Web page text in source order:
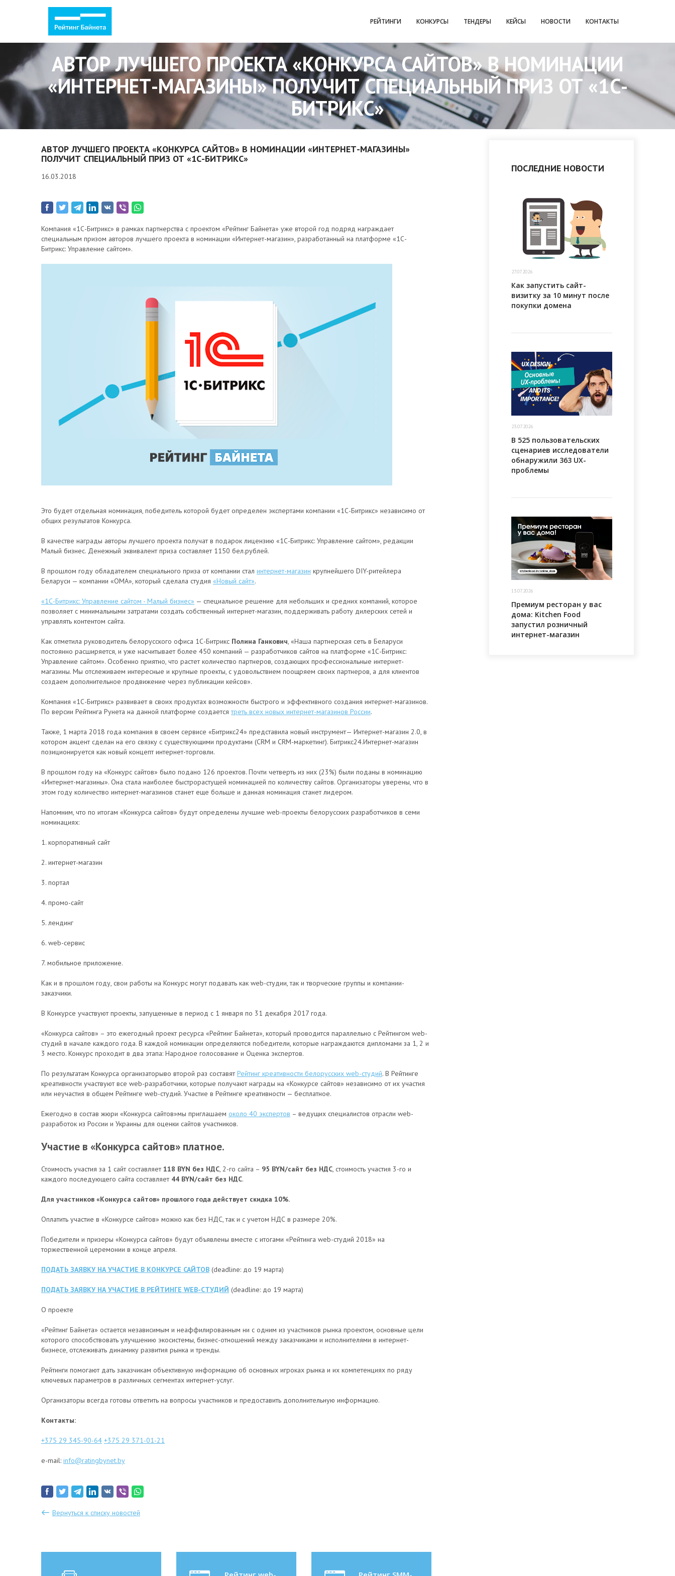
РЕЙТИНГИ КОНКУРСЫ ТЕНДЕРЫ КЕЙСЫ НОВОСТИ КОНТАКТЫ
АВТОР ЛУЧШЕГО ПРОЕКТА «КОНКУРСА САЙТОВ» В НОМИНАЦИИ
«ИНТЕРНЕТ-МАГАЗИНЫ» ПОЛУЧИТ СПЕЦИАЛЬНЫЙ ПРИЗ ОТ «1С-
БИТРИКС»
АВТОР ЛУЧШЕГО ПРОЕКТА «КОНКУРСА САЙТОВ» В НОМИНАЦИИ «ИНТЕРНЕТ-МАГАЗИНЫ»
ПОЛУЧИТ СПЕЦИАЛЬНЫЙ ПРИЗ ОТ «1С-БИТРИКС»
16.03.2018
Компания «1С-Битрикс» в рамках партнерства с проектом «Рейтинг Байнета» уже второй год подряд награждает
специальным призом авторов лучшего проекта в номинации «Интернет-магазин», разработанный на платформе «1С-
Битрикс: Управление сайтом».
Это будет отдельная номинация, победитель которой будет определен экспертами компании «1С-Битрикс» независимо от
общих результатов Конкурса.
В качестве награды авторы лучшего проекта получат в подарок лицензию «1С-Битрикс: Управление сайтом», редакции
Малый бизнес. Денежный эквивалент приза составляет 1150 бел.рублей.
В прошлом году обладателем специального приза от компании стал интернет-магазин крупнейшего DIY-ритейлера
Беларуси — компании «ОМА», который сделала студия «Новый сайт».
«1С-Битрикс: Управление сайтом - Малый бизнес» — специальное решение для небольших и средних компаний, которое
позволяет с минимальными затратами создать собственный интернет-магазин, поддерживать работу дилерских сетей и
управлять контентом сайта.
Как отметила руководитель белорусского офиса 1С-Битрикс Полина Ганкович, «Наша партнерская сеть в Беларуси
постоянно расширяется, и уже насчитывает более 450 компаний — разработчиков сайтов на платформе «1С-Битрикс:
Управление сайтом». Особенно приятно, что растет количество партнеров, создающих профессиональные интернет-
магазины. Мы отслеживаем интересные и крупные проекты, с удовольствием поощряем своих партнеров, а для клиентов
создаем дополнительное продвижение через публикации кейсов».
Компания «1С-Битрикс» развивает в своих продуктах возможности быстрого и эффективного создания интернет-магазинов.
По версии Рейтинга Рунета на данной платформе создаетсятреть всех новых интернет-магазинов России.
Также, 1 марта 2018 года компания в своем сервисе «Битрикс24» представила новый инструмент— Интернет-магазин 2.0, в
котором акцент сделан на его связку с существующими продуктами (CRM и CRM-маркетинг). Битрикс24.Интернет-магазин
позиционируется как новый концепт интернет-торговли.
В прошлом году на «Конкурс сайтов» было подано 126 проектов. Почти четверть из них (23%) были поданы в номинацию
«Интернет-магазины». Она стала наиболее быстрорастущей номинацией по количеству сайтов. Организаторы уверены, что в
этом году количество интернет-магазинов станет еще больше и данная номинация станет лидером.
Напомним, что по итогам «Конкурса сайтов» будут определены лучшие web-проекты белорусских разработчиков в семи
номинациях:
1. корпоративный сайт
2. интернет-магазин
3. портал
4. промо-сайт
5. лендинг
6. web-cервис
7. мобильное приложение.
Как и в прошлом году, свои работы на Конкурс могут подавать как web-студии, так и творческие группы и компании-
заказчики.
В Конкурсе участвуют проекты, запущенные в период с 1 января по 31 декабря 2017 года.
«Конкурса сайтов» – это ежегодный проект ресурса «Рейтинг Байнета», который проводится параллельно с Рейтингом web-
студий в начале каждого года. В каждой номинации определяются победители, которые награждаются дипломами за 1, 2 и
3 место. Конкурс проходит в два этапа: Народное голосование и Оценка экспертов.
По результатам Конкурса организаторыво второй раз составятРейтинг креативности белорусских web-студий. В Рейтинге
креативности участвуют все web-разработчики, которые получают награды на «Конкурсе сайтов» независимо от их участия
или неучастия в общем Рейтинге web-студий. Участие в Рейтинге креативности — бесплатное.
Ежегодно в состав жюри «Конкурса сайтов»мы приглашаем около 40 экспертов – ведущих специалистов отрасли web-
разработок из России и Украины для оценки сайтов участников.
Участие в «Конкурса сайтов» платное.
Стоимость участия за 1 сайт составляет118 BYN без НДС, 2-го сайта – 95 BYN/сайт без НДС, стоимость участия 3-го и
каждого последующего сайта составляет44 BYN/сайт без НДС.
Для участников «Конкурса сайтов» прошлого года действует скидка 10%.
Оплатить участие в «Конкурсе сайтов» можно как без НДС, так и с учетом НДС в размере 20%.
Победители и призеры «Конкурса сайтов» будут объявлены вместе с итогами «Рейтинга web-студий 2018» на
торжественной церемонии в конце апреля.
ПОДАТЬ ЗАЯВКУ НА УЧАСТИЕ В КОНКУРСЕ САЙТОВ (deadline: до 19 марта)
ПОДАТЬ ЗАЯВКУ НА УЧАСТИЕ В РЕЙТИНГЕ WEB-СТУДИЙ (deadline: до 19 марта)
О проекте
«Рейтинг Байнета» остается независимым и неаффилированным ни с одним из участников рынка проектом, основные цели
которого способствовать улучшению экосистемы, бизнес-отношений между заказчиками и исполнителями в интернет-
бизнесе, отслеживать динамику развития рынка и тренды.
Рейтинги помогают дать заказчикам объективную информацию об основных игроках рынка и их компетенциях по ряду
ключевых параметров в различных сегментах интернет-услуг.
Организаторы всегда готовы ответить на вопросы участников и предоставить дополнительную информацию.
Контакты:
+375 29 345-90-64 +375 29 371-01-21
e-mail: info@ratingbynet.by
Вернуться к списку новостей
ПОСЛЕДНИЕ НОВОСТИ
27.07.2026
Как запустить сайт-
визитку за 10 минут после
покупки домена
23.07.2026
В 525 пользовательских
сценариев исследователи
обнаружили 363 UX-
проблемы
13.07.2026
Премиум ресторан у вас
дома: Kitchen Food
запустил розничный
интернет-магазин